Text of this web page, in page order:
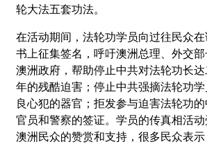
轮大法五套功法。
在活动期间，法轮功学员向过往民众在
书上征集签名，呼吁澳洲总理、外交部
澳洲政府，帮助停止中共对法轮功长达
年的残酷迫害；停止中共强摘法轮功学
良心犯的器官；拒发参与迫害法轮功
官员和警察的签证。学员的传真相活动
澳洲民众的赞赏和支持，很多民众表示